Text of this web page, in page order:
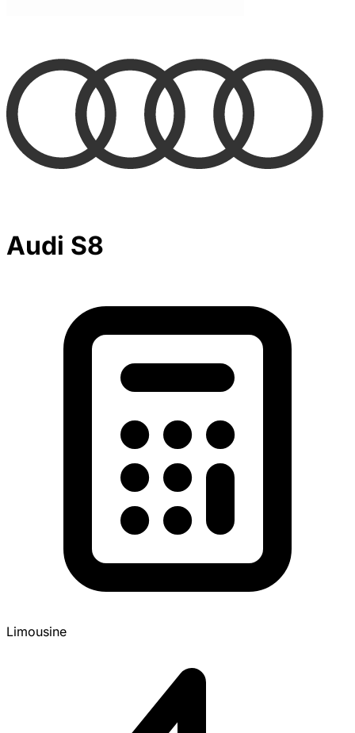
Audi S8
Limousine